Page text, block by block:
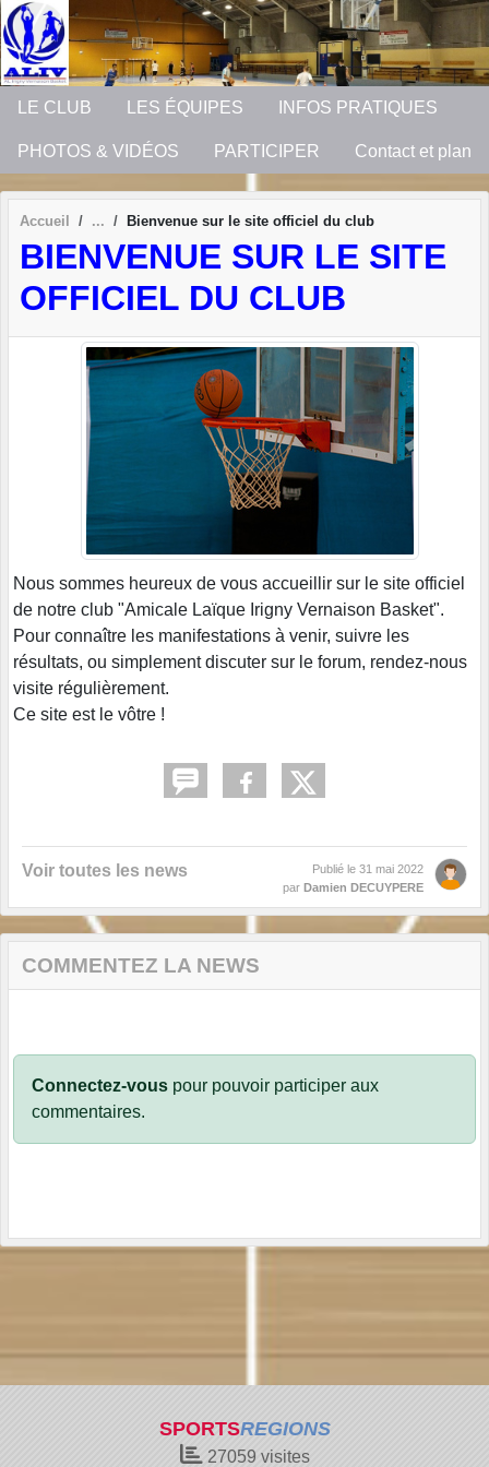
LE CLUB LES ÉQUIPES INFOS PRATIQUES
PHOTOS & VIDÉOS PARTICIPER Contact et plan
Accueil Bienvenue sur le site officiel du club
BIENVENUE SUR LE SITE
OFFICIEL DU CLUB
Nous sommes heureux de vous accueillir sur le site officiel
de notre club "Amicale Laïque Irigny Vernaison Basket".
Pour connaître les manifestations à venir, suivre les
résultats, ou simplement discuter sur le forum, rendez-nous
visite régulièrement.
Ce site est le vôtre !
Voir toutes les news Publié le 31 mai 2022
par Damien DECUYPERE
COMMENTEZ LA NEWS
Connectez-vous pour pouvoir participer aux
commentaires.
SPORTSREGIONS
27059 visites
Panneau de gestion des cookies